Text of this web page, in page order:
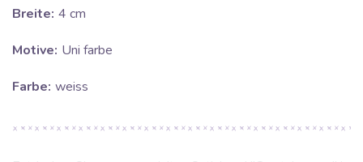
Breite: 4 cm
Motive: Uni farbe
Farbe: weiss